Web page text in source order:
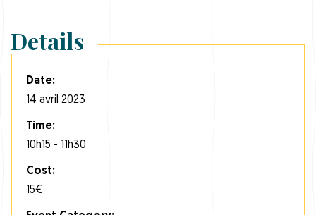
Details
Date:
14 avril 2023
Time:
10h15 - 11h30
Cost:
15€